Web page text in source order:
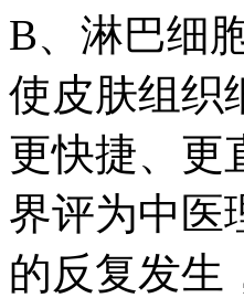
B、淋巴细
使皮肤组织
更快捷、更
界评为中医
的反复发生